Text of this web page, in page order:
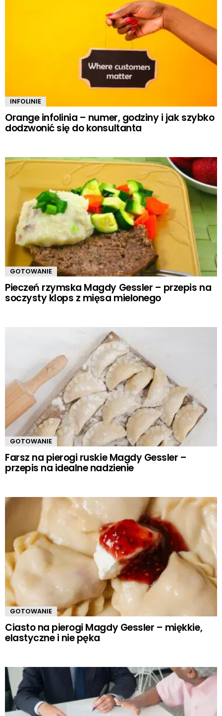
INFOLINIE
Orange infolinia – numer, godziny i jak szybko
dodzwonić się do konsultanta
GOTOWANIE
Pieczeń rzymska Magdy Gessler – przepis na
soczysty klops z mięsa mielonego
GOTOWANIE
Farsz na pierogi ruskie Magdy Gessler –
przepis na idealne nadzienie
GOTOWANIE
Ciasto na pierogi Magdy Gessler – miękkie,
elastyczne i nie pęka